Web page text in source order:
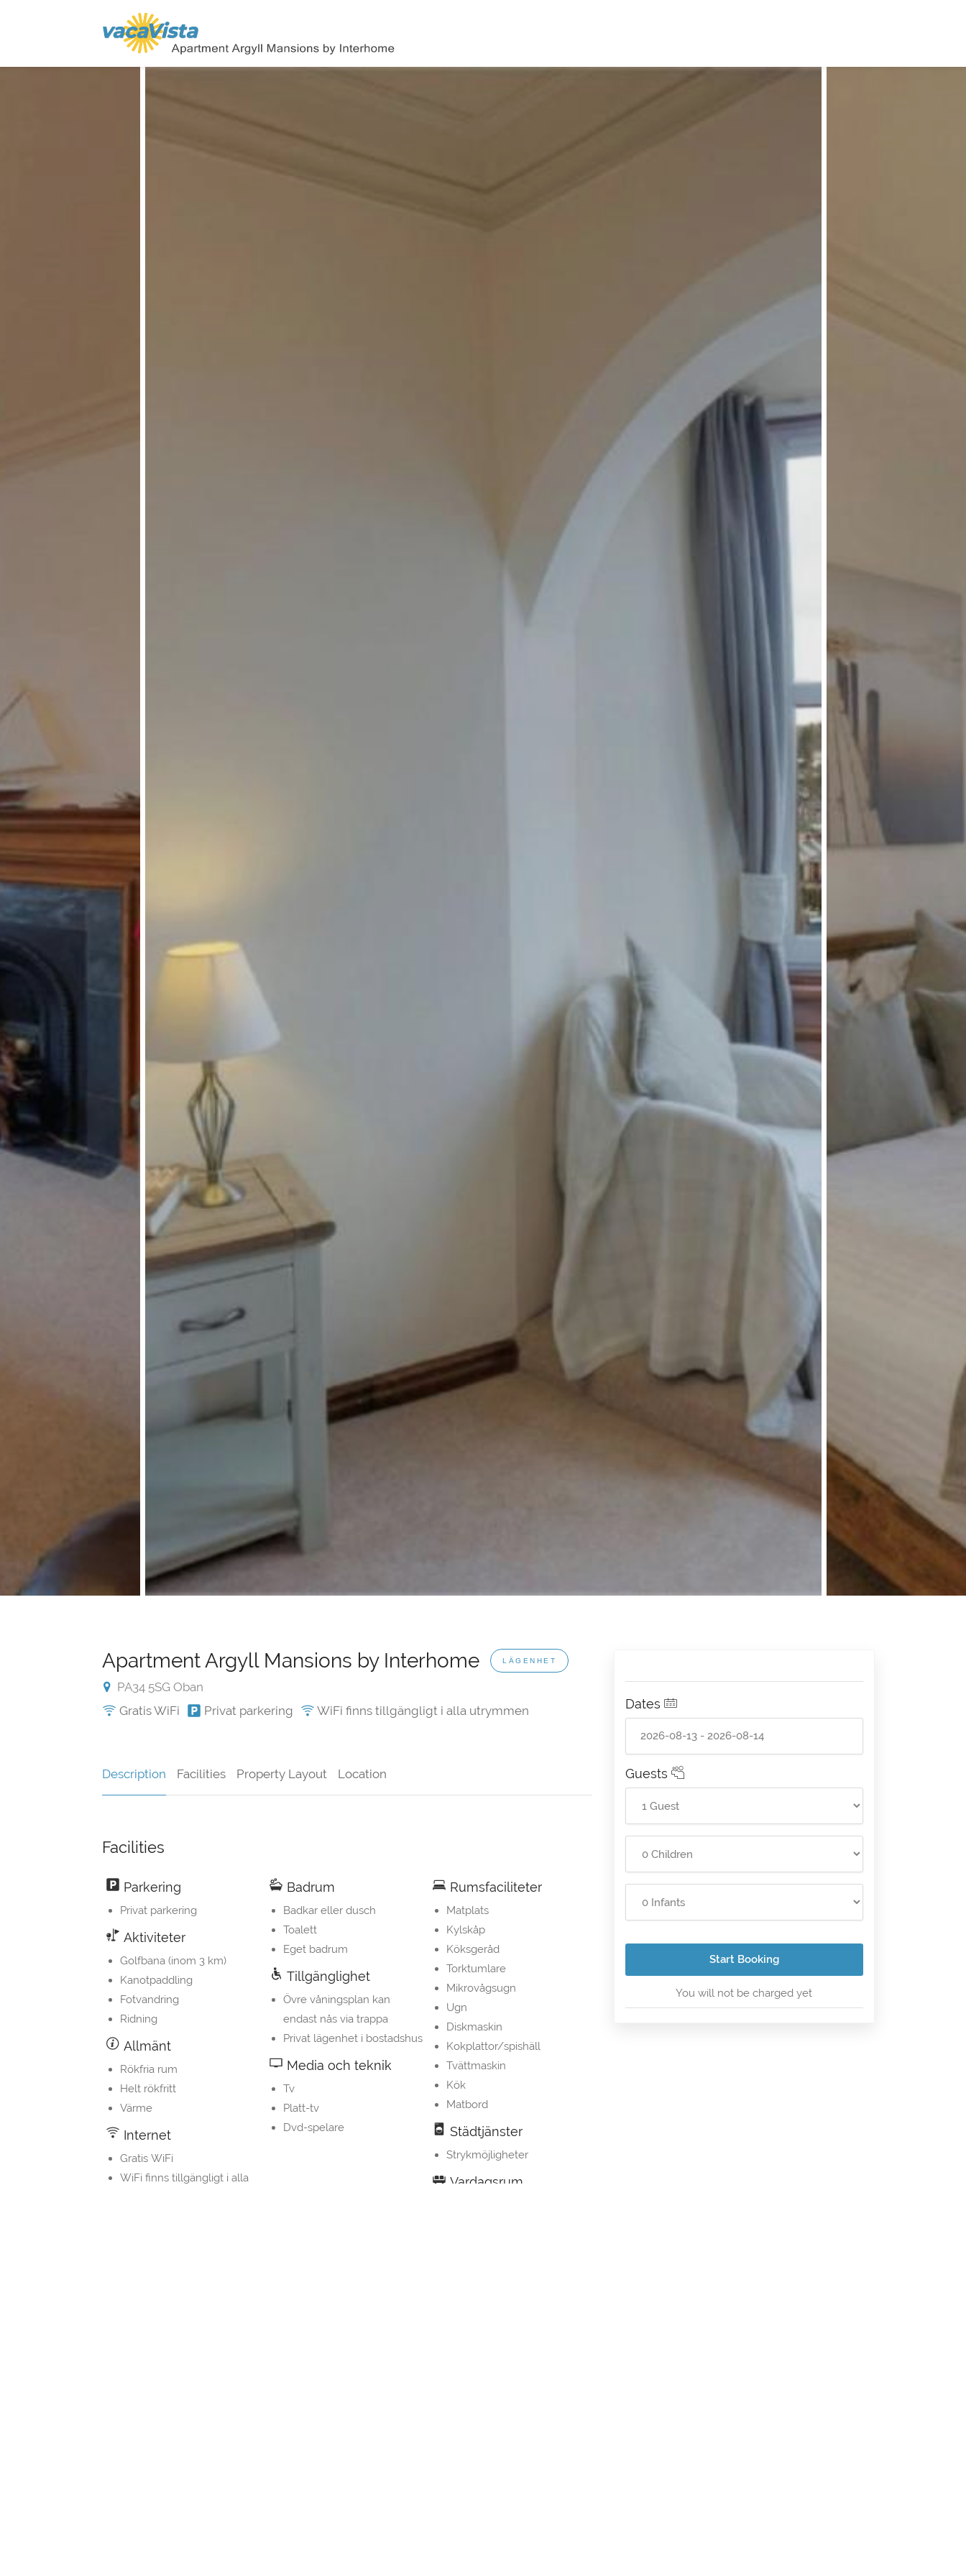
Apartment Argyll Mansions by Interhome LÄGENHET
PA34 5SG Oban
Gratis WiFi
Privat parkering WiFi finns tillgängligt i alla utrymmen
Description Facilities Property Layout Location
Facilities
Parkering
Privat parkering
Aktiviteter
Golfbana (inom 3 km)
Kanotpaddling
Fotvandring
Ridning
Allmänt
Rökfria rum
Helt rökfritt
Värme
Internet
Gratis WiFi
WiFi finns tillgängligt i alla
Badrum
Badkar eller dusch
Toalett
Eget badrum
Tillgänglighet
Övre våningsplan kan
endast nås via trappa
Privat lägenhet i bostadshus
Media och teknik
Tv
Platt-tv
Dvd-spelare
Rumsfaciliteter
Matplats
Kylskåp
Köksgeråd
Torktumlare
Mikrovågsugn
Ugn
Diskmaskin
Kokplattor/spishäll
Tvättmaskin
Kök
Matbord
Städtjänster
Strykmöjligheter
Vardagsrum
Dates
Guests
Start Booking
You will not be charged yet